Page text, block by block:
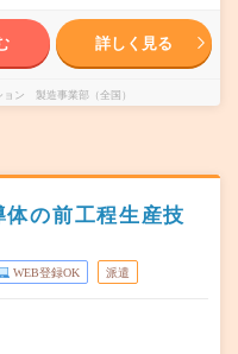
詳しく見る
ン 製造事業部（全国）
体の前工程生産技
WEB登録OK 派遣